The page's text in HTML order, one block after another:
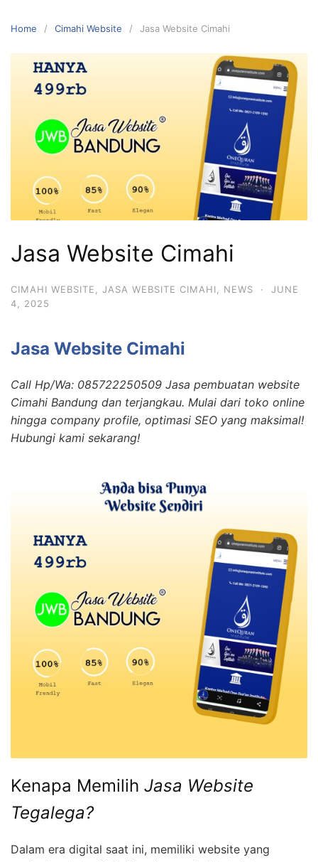
Home Cimahi Website Jasa Website Cimahi
Jasa Website Cimahi
CIMAHI WEBSITE JASA WEBSITE CIMAHI NEWS ·
JUNE
4, 2025
Jasa Website Cimahi
Call Hp/Wa: 085722250509 Jasa pembuatan website
Cimahi Bandung dan terjangkau. Mulai dari toko online
hingga company profile, optimasi SEO yang maksimal!
Hubungi kami sekarang!
Kenapa Memilih Jasa Website
Tegalega?
Dalam era digital saat ini, memiliki website yang